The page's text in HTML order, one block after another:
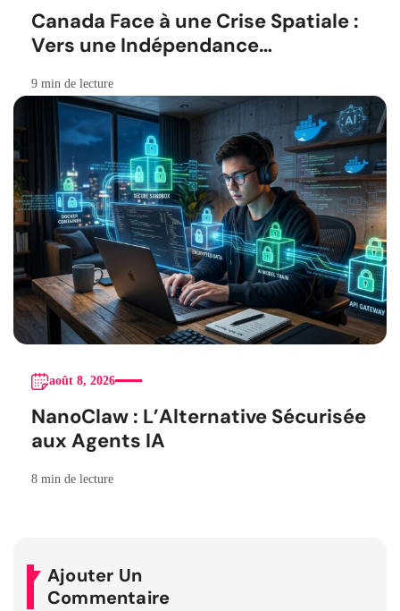
Canada Face à une Crise Spatiale :
Vers une Indépendance
9 min de lecture
août 8, 2026
NanoClaw : L’Alternative Sécurisée
aux Agents IA
8 min de lecture
Ajouter Un
Commentaire